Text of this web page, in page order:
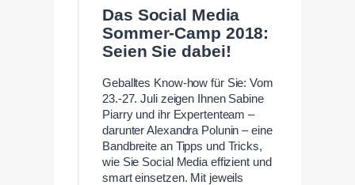
Das Social Media
Sommer-Camp 2018:
Seien Sie dabei!
Geballtes Know-how für Sie: Vom
23.-27. Juli zeigen Ihnen Sabine
Piarry und ihr Expertenteam –
darunter Alexandra Polunin – eine
Bandbreite an Tipps und Tricks,
wie Sie Social Media effizient und
smart einsetzen. Mit jeweils